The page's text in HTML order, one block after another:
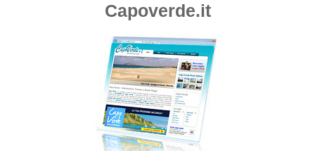
Capoverde.it